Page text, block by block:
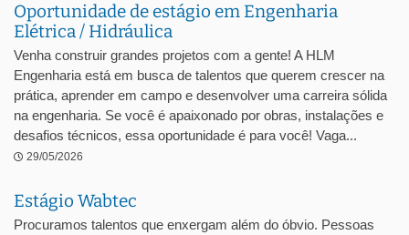
Oportunidade de estágio em Engenharia
Elétrica / Hidráulica
Venha construir grandes projetos com a gente! A HLM
Engenharia está em busca de talentos que querem crescer na
prática, aprender em campo e desenvolver uma carreira sólida
na engenharia. Se você é apaixonado por obras, instalações e
desafios técnicos, essa oportunidade é para você! Vaga...
29/05/2026
Estágio Wabtec
Procuramos talentos que enxergam além do óbvio. Pessoas